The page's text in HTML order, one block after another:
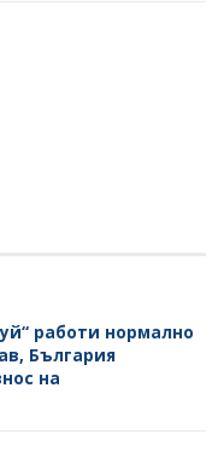
работи нормално
България
на
ОРГАНИ НА
НА ЕС